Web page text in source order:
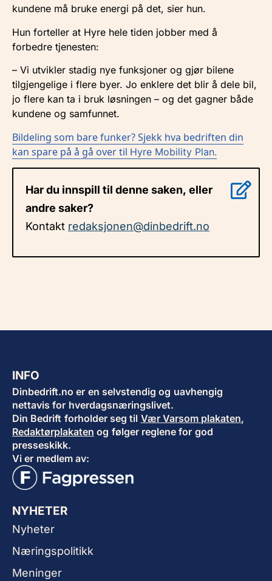
kundene må bruke energi på det, sier hun.
Hun forteller at Hyre hele tiden jobber med å
forbedre tjenesten:
– Vi utvikler stadig nye funksjoner og gjør bilene
tilgjengelige i flere byer. Jo enklere det blir å dele bil,
jo flere kan ta i bruk løsningen – og det gagner både
kundene og samfunnet.
Bildeling som bare funker? Sjekk hva bedriften din
kan spare på å gå over til Hyre Mobility Plan.
Har du innspill til denne saken, eller
andre saker?
Kontakt redaksjonen@dinbedrift.no
INFO
Dinbedrift.no er en selvstendig og uavhengig
nettavis for hverdagsnæringslivet.
Din Bedrift forholder seg til Vær Varsom plakaten,
Redaktørplakaten og følger reglene for god
presseskikk.
Vi er medlem av:
NYHETER
Nyheter
Næringspolitikk
Meninger